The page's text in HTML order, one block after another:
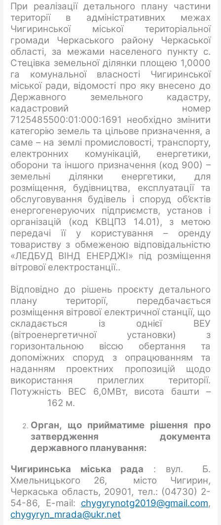
При реалізації детального плану частини
території в адміністративних межах
Чигиринської міської територіальної
громади Черкаського району Черкаської
області, за межами населеного пункту с.
Стецівка земельної ділянки площею 1,0000
га комунальної власності Чигиринської
міської ради, відомості про яку внесено до
Державного земельного кадастру,
кадастровий номер
7125485500:01:000:1691 необхідно змінити
категорію земель та цільове призначення, а
саме – на землі промисловості, транспорту,
електронних комунікацій, енергетики,
оборони та іншого призначення (код 900) –
земельні ділянки енергетики, для
розміщення, будівництва, експлуатації та
обслуговування будівель і споруд об’єктів
енергогенеруючих підприємств, установ і
організацій (код КВЦПЗ 14.01), з метою
передачі її у користування – оренду
товариству з обмеженою відповідальністю
«ЛЕДБУД ВІНД ЕНЕРДЖІ» під розміщення
вітрової електростанції..
Відповідно до рішень проєкту детального
плану території, передбачається
розміщення вітрової електричної станції, що
складається із однієї ВЕУ
(вітроенергетичної установки) з
горизонтальною віссю обертання та
допоміжних споруд з опрацюванням та
наданням проектних пропозицій щодо
використання прилеглих території.
Потужність ВЕС 6,0МВт, висота башти –
162 м.
Орган, що прийматиме рішення про
затвердження документа
державного планування:
Чигиринська міська рада : вул. Б.
Хмельницького 26, місто Чигирин,
Черкаська область, 20901, тел.: (04730) 2-
54-86, E-mail: chygyrynotg2019@gmail.com,
chygyryn_mrada@ukr.net